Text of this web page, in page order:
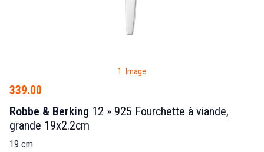
1 Image
339.00
Robbe & Berking 12 » 925 Fourchette à viande,
grande 19x2.2cm
19 cm